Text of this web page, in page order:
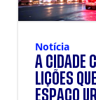
Notícia
A CIDADE
LIÇÕES
ESPAÇO